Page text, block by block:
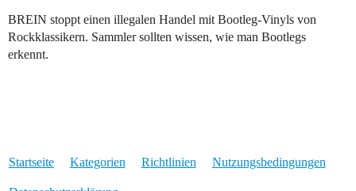
BREIN stoppt einen illegalen Handel mit Bootleg-Vinyls von
Rockklassikern. Sammler sollten wissen, wie man Bootlegs
erkennt.
Startseite Kategorien Richtlinien Nutzungsbedingungen